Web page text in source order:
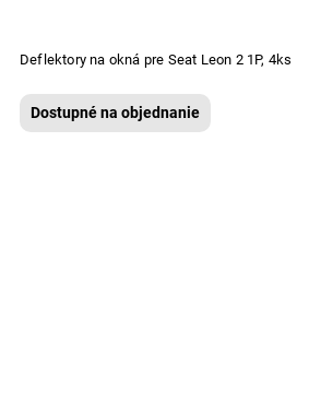
Deflektory na okná pre Seat Leon 2 1P, 4ks
Dostupné na objednanie